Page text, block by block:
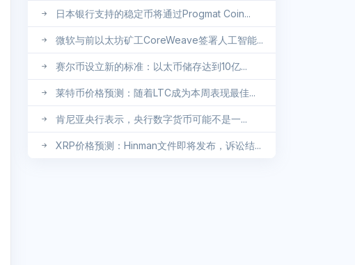
日本银行支持的稳定币将通过Progmat Coin...
微软与前以太坊矿工CoreWeave签署人工智能...
赛尔币设立新的标准：以太币储存达到10亿...
莱特币价格预测：随着LTC成为本周表现最佳...
肯尼亚央行表示，央行数字货币可能不是一...
XRP价格预测：Hinman文件即将发布，诉讼结...